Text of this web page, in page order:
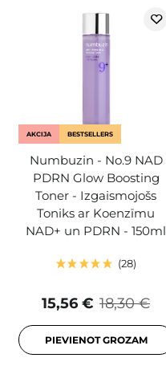
AKCIJA BESTSELLERS
Numbuzin - No.9 NAD
PDRN Glow Boosting
Toner - Izgaismojošs
Toniks ar Koenzīmu
NAD+ un PDRN - 150ml
28
18,30 €
15,56 €
PIEVIENOT GROZAM